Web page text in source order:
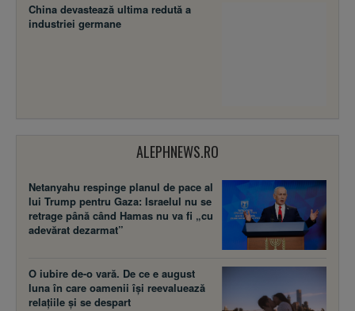
China devastează ultima redută a
industriei germane
ALEPHNEWS.RO
Netanyahu respinge planul de pace al
lui Trump pentru Gaza: Israelul nu se
retrage până când Hamas nu va fi „cu
adevărat dezarmat”
O iubire de-o vară. De ce e august
luna în care oamenii își reevaluează
relațiile și se despart